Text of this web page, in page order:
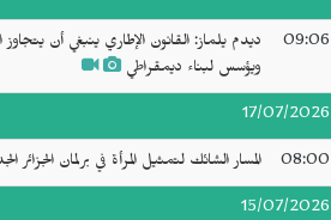
09:06
ديدم يلماز: القانون الإطاري ينبغي أن يتجاوز
ويؤسس لبناء ديمقراطي
17/07/2026
08:00 المسار الشائك لتمثيل المرأة في برلمان الجزائر
15/07/2026